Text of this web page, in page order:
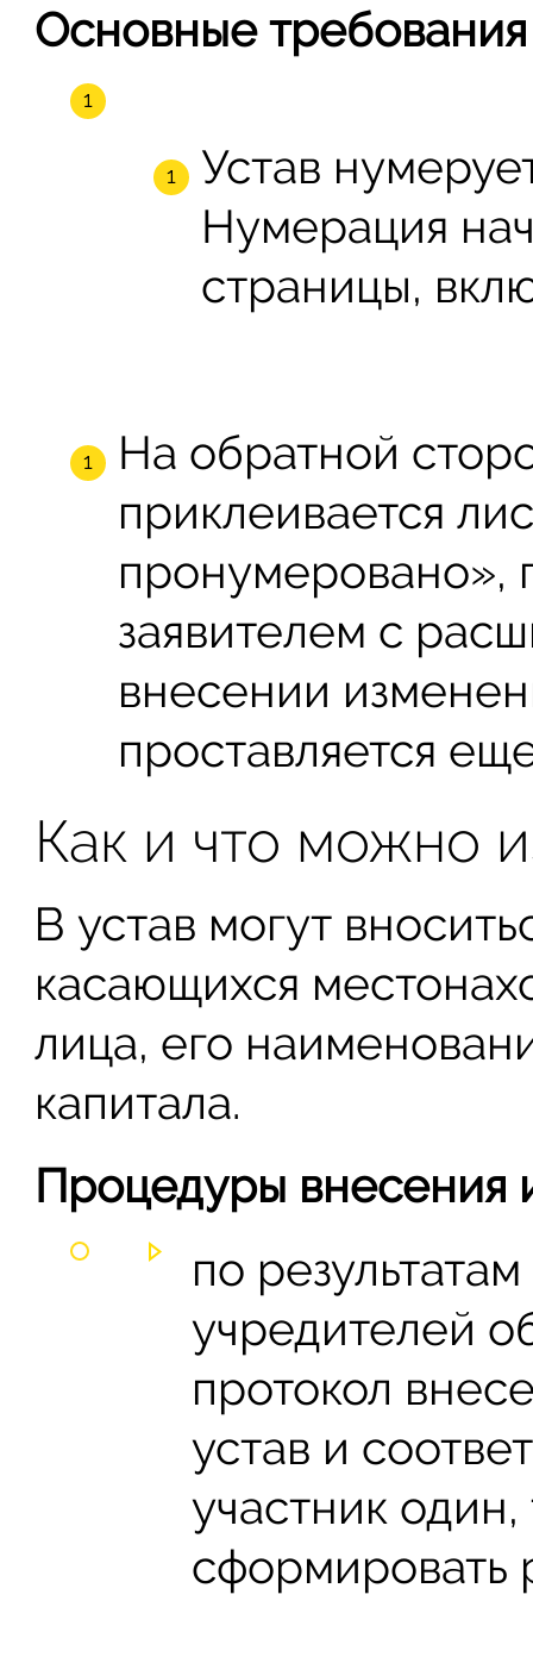
Основные
Устав
Нумерация
страницы,
На обратной
приклеивается
пронумеровано»,
заявителем с
внесении
проставляется
Как и что можно
В устав могут
касающихся
лица, его
капитала.
Процедуры внесения
по
учредителей
протокол
устав и
участник
сформировать